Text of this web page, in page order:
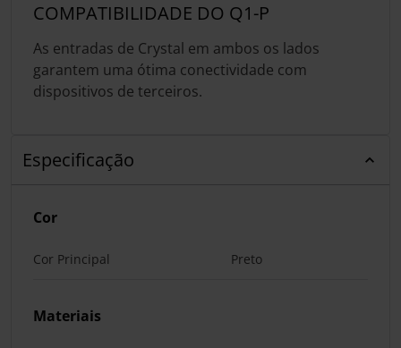
COMPATIBILIDADE DO Q1-P
As entradas de Crystal em ambos os lados
garantem uma ótima conectividade com
dispositivos de terceiros.
Especificação
Cor
Cor Principal Preto
Materiais